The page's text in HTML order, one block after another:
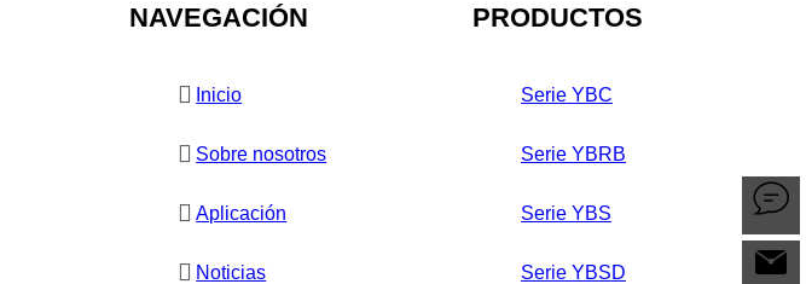
NAVEGACIÓN
Inicio
Sobre nosotros
Aplicación
Noticias
PRODUCTOS
Serie YBC
Serie YBRB
Serie YBS
Serie YBSD